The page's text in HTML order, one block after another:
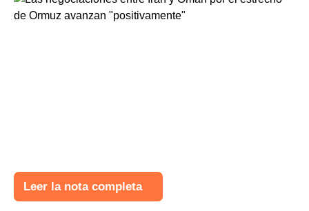
Leer la nota completa